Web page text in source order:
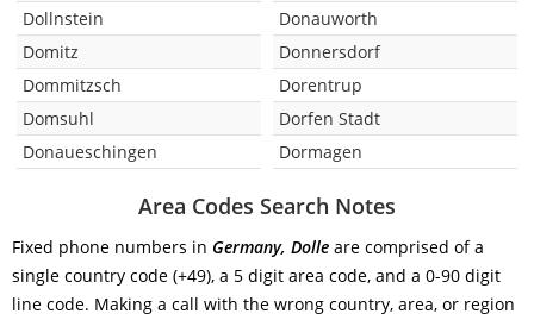
Dollnstein
Domitz
Dommitzsch
Domsuhl
Donaueschingen
Donauworth
Donnersdorf
Dorentrup
Dorfen Stadt
Dormagen
Area Codes Search Notes
Fixed phone numbers in Germany, Dolle are comprised of a
single country code (+49), a 5 digit area code, and a 0-90 digit
line code. Making a call with the wrong country, area, or region